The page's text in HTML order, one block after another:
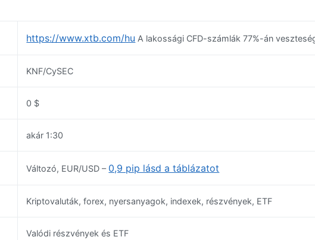
https://www.xtb.com/hu A lakossági CFD-számlák 77%-án
KNF/CySEC
0 $
akár 1:30
Változó, EUR/USD – 0,9 pip lásd a táblázatot
Kriptovaluták, forex, nyersanyagok, indexek, részvények, ETF
Valódi részvények és ETF